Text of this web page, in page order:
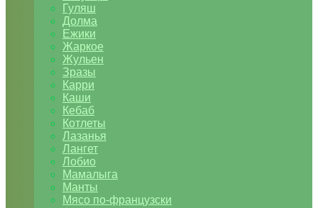
Гуляш
Долма
Ежики
Жаркое
Жульен
Зразы
Карри
Каши
Кебаб
Котлеты
Лазанья
Лангет
Лобио
Мамалыга
Манты
Мясо по-французски